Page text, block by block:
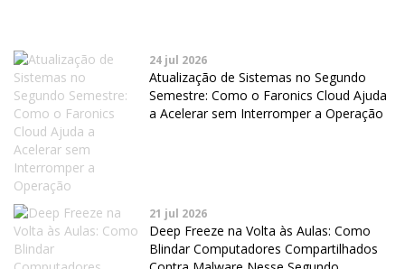
24 jul 2026
Atualização de Sistemas no Segundo
Semestre: Como o Faronics Cloud Ajuda
a Acelerar sem Interromper a Operação
21 jul 2026
Deep Freeze na Volta às Aulas: Como
Blindar Computadores Compartilhados